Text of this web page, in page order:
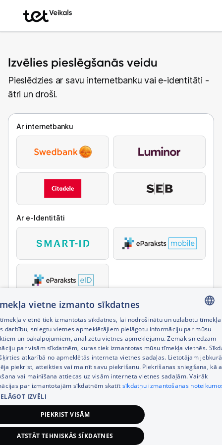
Izvēlies pieslēgšanās veidu
Pieslēdzies ar savu internetbanku vai e-identitāti -
ātri un droši.
Ar internetbanku
Ar e-Identitāti
LATVIAN
RUSSIAN
ENGLISH
vietne izmanto sīkdatnes
vietnē tiek izmantotas sīkdatnes, lai nodrošinātu un uzlabotu tīmekļa
darbību, sniegtu vietnes apmeklētājiem pielāgotu informāciju par mūsu
un pakalpojumiem, analizētu vietnes apmeklējumu. Zemāk sniedzam
par visām sīkdatnēm, kuras tiek izmantotas mūsu tīmekļa vietnēs.
atkarībā no apmeklētās interneta vietnes sadaļas. Lietotājam
piekrist, atteikties vai mainīt savu piekrišanu. Piekrišanas sniegšana, kā
vai mainīšana attiecas uz visām interneta vietnes sadaļām. Vairāk
par izmantotajām sīkdatnēm skatīt sīkdatņu izmantošanas
IZVĒLI
PIEKRIST VISĀM
ATSTĀT TEHNISKĀS SĪKDATNES